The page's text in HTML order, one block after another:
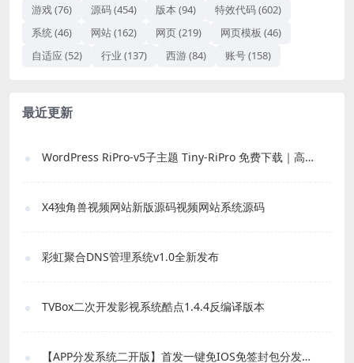
游戏(76) 源码(454) 版本 (94) 特效代码(602)
系统(46) 网站(162) 网页(219) 网页模板 (46)
自适应 (52) 行业 (137) 西游(84) 账号(158)
最近更新
WordPress RiPro-v5子主题 Tiny-RiPro 免费下载｜高转化资源站必备
X4独角兽视频网站新版源码视频网站系统源码
彩虹聚合DNS管理系统v1.0全新发布
TVBox二次开发影视系统酷点1.4.4反编译版本
【APP分发系统二开版】首发一键免IOS免签封包分发平台源码 带绿标